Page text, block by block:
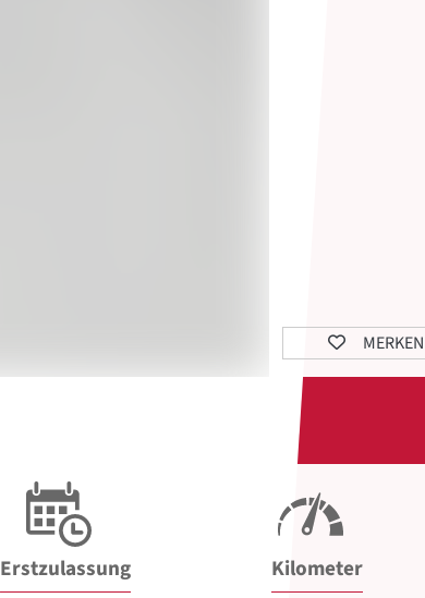
MERKEN
Erstzulassung Kilometer